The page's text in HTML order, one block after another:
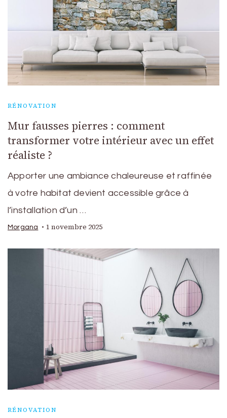
RÉNOVATION
Mur fausses pierres : comment
transformer votre intérieur avec un effet
réaliste ?
Apporter une ambiance chaleureuse et raffinée
à votre habitat devient accessible grâce à
l’installation d’un …
Morgana 1 novembre 2025
RÉNOVATION